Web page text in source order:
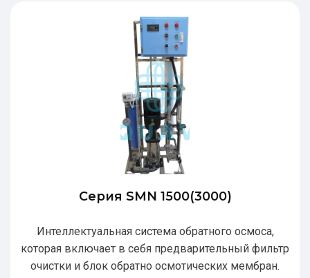
Серия SMN 1500(3000)
Интеллектуальная система обратного осмоса,
которая включает в себя предварительный фильтр
очистки и блок обратно осмотических мембран.